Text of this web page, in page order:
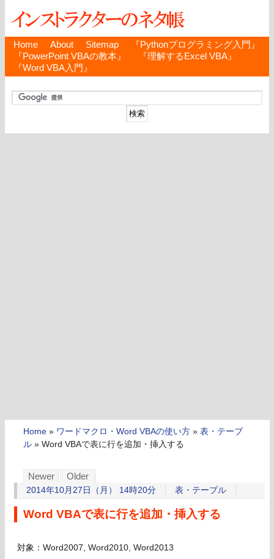
Home About Sitemap
『Pythonプログラミング入門』
『PowerPoint VBAの教本』
『理解するExcel VBA』
『Word VBA入門』
Home » ワードマクロ・Word VBAの使い方 » 表・テーブ
ル » Word VBAで表に行を追加・挿入する
Newer Older
2014年10月27日（月） 14時20分 表・テーブル
Word VBAで表に行を追加・挿入する
対象：Word2007, Word2010, Word2013